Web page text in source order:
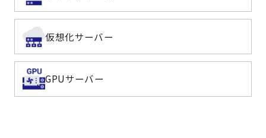
ニュース
よくある質問
採用情報
仮想化サーバー
GPUサーバー